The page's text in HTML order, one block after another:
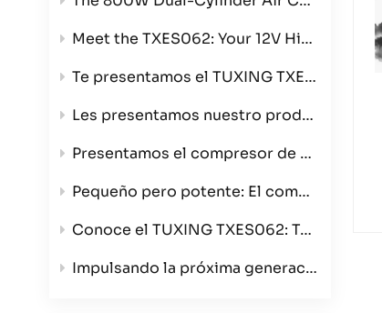
Meet the TXES062: Your 12V High-Pressure Powerhouse
Te presentamos el TUXING TXES061-3, tu compresor de aire ultraportátil de alta presión de 4500 PSI.
Les presentamos nuestro producto estrella: el compresor de aire de 4 cilindros que redefine la velocidad y la calidad de construcción.
Presentamos el compresor de aire para bobinado TXES062: ahora en color verde con opciones de triple voltaje.
Pequeño pero potente: El compresor de aire portátil TXES061-3
Conoce el TUXING TXES062: Tu compresor de aire portátil definitivo de 300 bares para cualquier aventura.
Impulsando la próxima generación de deportes con armas de aire comprimido: Presentamos el compresor TUXING TXES062 de 12 V para mayoristas.